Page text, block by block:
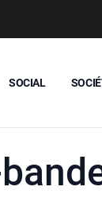
SOCIAL